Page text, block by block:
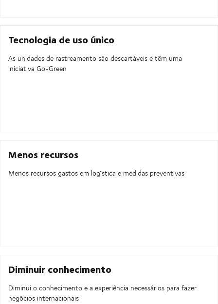
Tecnologia de uso único
As unidades de rastreamento são descartáveis e têm uma
iniciativa Go-Green
Menos recursos
Menos recursos gastos em logística e medidas preventivas
Diminuir conhecimento
Diminui o conhecimento e a experiência necessários para fazer
negócios internacionais